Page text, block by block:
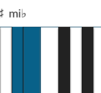
mi♭